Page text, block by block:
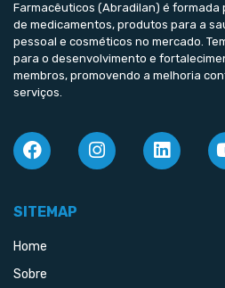
Farmacêuticos (Abradilan) é
de medicamentos, produtos para a
pessoal e cosméticos no mercado.
para o desenvolvimento e
membros, promovendo a melhoria
serviços.
SITEMAP
Home
Sobre